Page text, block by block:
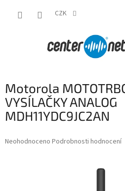
CZK
Motorola
VYSÍLAČKY ANALOG
MDH11YDC9JC2AN
Průměrné
Neohodnoceno Podrobnosti hodnocení